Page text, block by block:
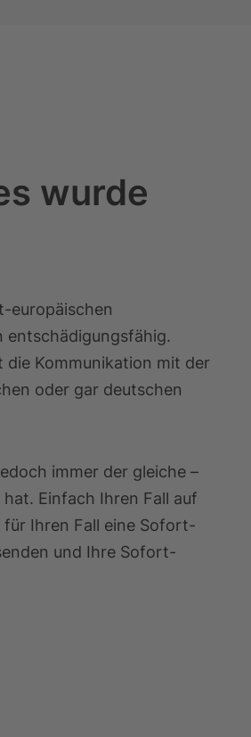
wurde
europäischen
entschädigungsfähig.
die Kommunikation mit der
oder gar deutschen
immer der gleiche –
Einfach Ihren Fall auf
Ihren Fall eine Sofort-
und Ihre Sofort-